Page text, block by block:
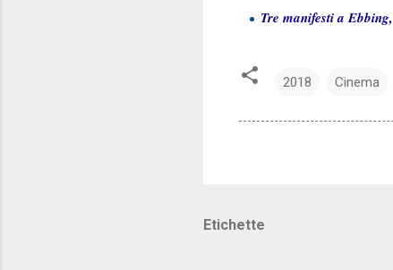
Tre manifesti a
2018 Cinema
Etichette